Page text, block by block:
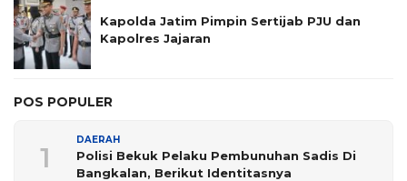
Kapolda Jatim Pimpin Sertijab PJU dan
Kapolres Jajaran
POS POPULER
1
DAERAH
Polisi Bekuk Pelaku Pembunuhan Sadis Di
Bangkalan, Berikut Identitasnya